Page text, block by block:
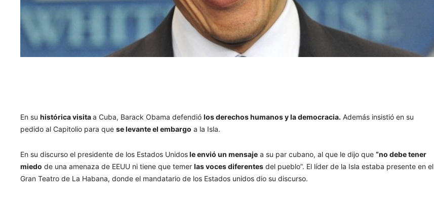
En suhistórica visitaa Cuba, Barack Obama defendiólos derechos humanos y la democracia. Además insistió en su
pedido al Capitolio para quese levante el embargo a la Isla.
En su discurso el presidente de los Estados Unidosle envió un mensaje a su par cubano, al que le dijo que“no debe tener
miedo de una amenaza de EEUU ni tiene que temerlas voces diferentes del pueblo”. El líder de la Isla estaba presente en el
Gran Teatro de La Habana, donde el mandatario de los Estados unidos dio su discurso.